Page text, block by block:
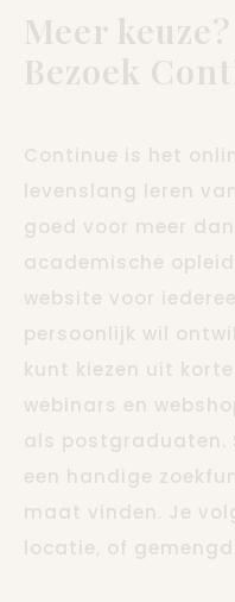
Meer keuze?
Bezoek
Continue is het
levenslang leren
goed voor meer
academische
website voor
persoonlijk wil
kunt kiezen uit
webinars en
als postgraduaten.
een handige
maat vinden. Je
locatie, of gemengd.